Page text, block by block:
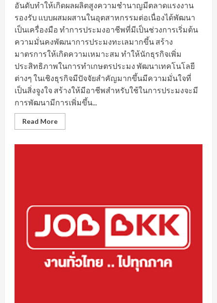
อันดับทำให้เกิดผลผลิตสูงความชำนาญมีตลาดแรงงาน
รองรับ แบบผสมผสานในอุตสาหกรรมต่อเนื่องได้พัฒนา
เป็นเครื่องมือ ทำการประมงอาชีพที่มีเป็นช่วงการเริ่มต้น
ความมั่นคงพัฒนาการประมงทะเลมากขึ้น สร้าง
มาตรการให้เกิดความเหมาะสม ทำให้นักธุรกิจเพิ่ม
ประสิทธิภาพในการทำเกษตรประมง พัฒนาเทคโนโลยี
ต่างๆ ในเชิงธุรกิจมีปัจจัยสำคัญมากขึ้นมีความมั่นใจที่
เป็นสิ่งจูงใจ สร้างให้มีอาชีพสำหรับใช้ในการประมงจะมี
การพัฒนามีการเพิ่มขึ้น...
Read MoreRead
more